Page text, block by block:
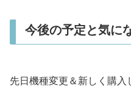
今後の予定と気に
先日機種変更＆新しく購入